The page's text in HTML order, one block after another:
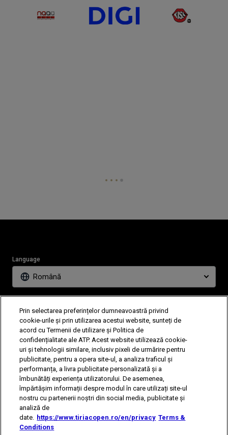
Language
Română
Tickets Video
Follow Tiriac Open
The players shown are for illustrative purposes only. Qualification and
participation subject to ATP rules.
Prin selectarea preferințelor dumneavoastră privind
cookie-urile și prin utilizarea acestui website, sunteți de
acord cu Termenii de utilizare și Politica de
confidențialitate ale ATP. Acest website utilizează cookie-
uri și tehnologii similare, inclusiv pixeli de urmărire pentru
publicitate, pentru a opera site-ul, a analiza traficul și
performanța, a livra publicitate personalizată și a
îmbunătăți experiența utilizatorului. De asemenea,
împărtășim informații despre modul în care utilizați site-ul
nostru cu partenerii noștri din social media, publicitate și
analiză de
date. https://www.tiriacopen.ro/en/privacy Terms &
Conditions